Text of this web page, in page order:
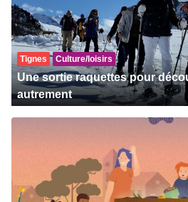
Tignes Culture/loisirs
Une sortie raquettes pour
autrement